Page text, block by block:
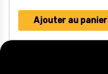
Ajouter au panier